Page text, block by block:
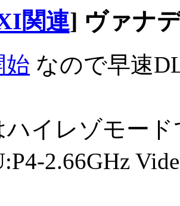
関連] ヴァナ
始 なので早速
ハイレゾモード
2.66GHz